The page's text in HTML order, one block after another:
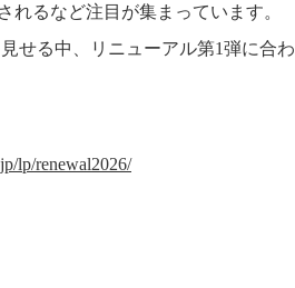
るなど注目が集まっています。
せる中、リニューアル第1弾に合わ
lp/renewal2026/